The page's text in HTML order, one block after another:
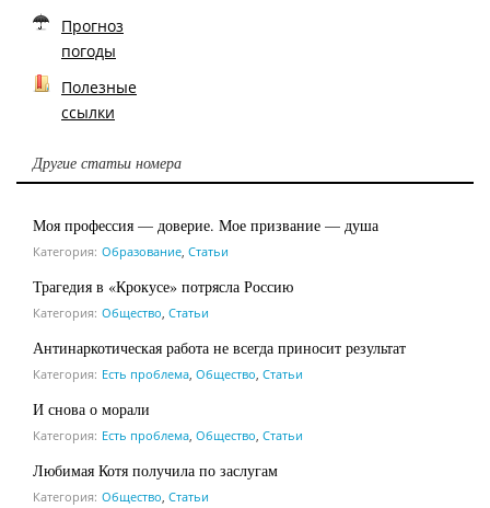
Прогноз
погоды
Полезные
ссылки
Другие статьи номера
Моя профессия — доверие. Мое призвание — душа
Категория: Образование, Статьи
Трагедия в «Крокусе» потрясла Россию
Категория: Общество, Статьи
Антинаркотическая работа не всегда приносит результат
Категория: Есть проблема, Общество, Статьи
И снова о морали
Категория: Есть проблема, Общество, Статьи
Любимая Котя получила по заслугам
Категория: Общество, Статьи